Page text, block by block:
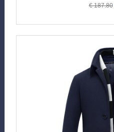
€ 187.80